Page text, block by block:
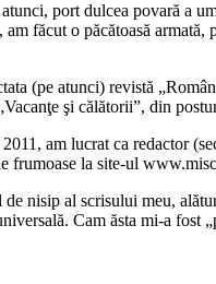
port dulcea povară a
făcut o păcătoasă
(pe atunci) revistă
şi călătorii”, din
am lucrat ca redactor
frumoase la site-ul
nisip al scrisului meu,
Cam ăsta mi-a